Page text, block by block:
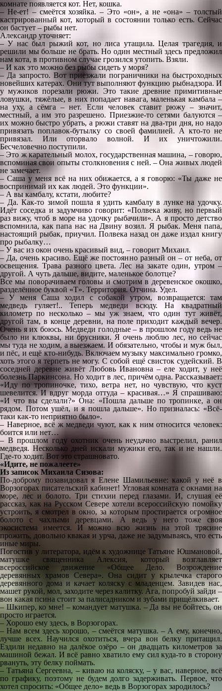
комнате появляется кот. Нет, кошка.
– Не-ет! – смеётся хозяйка. – Это «он», а не «она» – толстый
кастрированный кот, который в состоянии только есть. Сейчас
он бастует – рыбы нет.
Александр уточняет:
– У нас был рыжий кот, но лиса утащила. Целая трагедия, и
решили мы больше не брать. Но один местный здесь предложил
нам кота, в противном случае грозился утопить. Взяли.
– И как это можно без рыбы сидеть у моря?
– Да запросто. Вот приезжали пограничники на быстроходных
новейших катерах. Они тут выполняют функцию рыбнадзора. И
у мужиков порезали рюжи. Это такие древние примитивные
ловушки, тяжёлые, в них попадает навага, маленькая камбала –
на уху, а сёмга – нет. Если человек ставит рюжу – значит,
местный, а им это разрешено. Приезжие-то сетями балуются –
их можно быстро убрать, а рюжи ставят на два-три дня, но надо
привязать поплавок-бутылку со своей фамилией. А кто-то не
привязал. Или оторвало волной. И их уничтожили.
Бесчеловечно поступили.
– Это ж карательный молох, государственная машина, – говорю,
вспоминая свои опыты столкновения с ней. – Она живых людей
не замечает.
– Саша у меня всё на них обижается, а я говорю: «Ты даже не
воспринимай их как людей. Это функции».
– А вы камбалу, кстати, любите?
– Да. Как-то зимой пошла я удить камбалу в лунке на удочку.
Идёт соседка и задумчиво говорит: «Полвека живу, но первый
раз вижу, чтоб в море на удочку рыбачили». А я просто детство
вспомнила, как папа нас на Двину возил. Я рыбак. Меня папа,
настоящий рыбак, приучил. Полвека назад он даже издал книгу
про рыбалку…
– У вас из окон очень красивый вид, – говорит Михаил.
– Да, очень красиво. Ещё же постоянно разный он – от неба, от
освещения. Трава разного цвета. Лес на закате один, утром –
другой. А чуть дальше, видите, маленькое болотце?
Все мы поворачиваем головы и смотрим в деревенское окошко,
разделённое буквой «Т». Территория. Отчина. Удел.
– У меня Саша ходил с собакой утром, возвращается: там
медведь гуляет!.. Теперь медведи всюду. На квадратный
километр по несколько – мы уж знаем, что один тут живёт,
другой там, в конце деревни, на поле приходит каждый вечер.
Очень я их боюсь. Медведи голодные – в прошлом году ведь не
было ни клюквы, ни брусники. Я очень люблю лес, но сейчас
мы туда не ходим, а выезжаем. И обязательно, чтобы и муж был,
и пёс, и ещё кто-нибудь. Включаем музыку максимально громко,
хоть этого я терпеть не могу. С собой ещё свисток судейский. В
соседней деревне живёт Любовь Ивановна – еле ходит, у неё
болезнь Паркинсона. Но ходит в лес, причём одна. Рассказывает:
«Иду по тропиночке, тихо, ветра нет, но чувствую, что куст
шевелится. И вдруг морда оттуда – красивая…» Я спрашиваю:
«И что вы сделали?» Она: «Пошла дальше по тропинке, а он
рядом. Потом ушёл, и я пошла дальше». Но призналась: «Всё-
таки как-то неприятно было».
– Наверное, всё ж медведи чуют, как к ним относится человек:
боится или нет…
– В прошлом году охотник очень неудачно выстрелил, ранил
медведя. Несколько дней искали мужики его, так и не нашли.
Где-то ходит. Вот это страшновато.
«Идите, не пожалеете»
Из записок Михаила Сизова:
По-доброму позавидовал я Елене Шамильевне: какой у неё в
Ворзогорах писательский кабинет! Угловая комната с окнами на
море, лес и болото. Три стихии перед глазами. И, слушая её
рассказ, как на Русском Севере хотели всероссийскую помойку
устроить, я смотрел в окно, за которым простирается огромное
болото с чахлыми деревцами. А ведь у него тоже своя
экосистема имеется. И можно всю жизнь на этой трясине
прожить, довольно квакая и урча, даже не задумываясь, что есть
иные миры.
Погостив у литератора, идём к художнице Татьяне Юшмановой,
матушке священника Алексия, который возглавляет
всероссийское движение «Общее Дело. Возрождение
деревянных храмов Севера». Она сидит у крылечка старого
деревянного дома и качает коляску с младенцем. Завидев нас,
машет рукой, мол, заходите через калитку. Ага, попробуй зайди –
вон какая псина стоит за палисадником и зубами прищёлкивает.
– Шкипер, ко мне! – командует матушка. – Да вы не бойтесь, он
просто играется.
– Хорошо ему здесь, в Ворзогорах.
– Нам всем здесь хорошо, – смеётся матушка. – А ему, конечно,
лучше всех. Научился охотиться, вчера вон белку притащил.
Ездили недавно на далёкое озёро – он двадцать километров за
машиной бежал. И всё равно хватило ему сил куда-то в сторону
рвануть, эту белку поймать.
– Татьяна Сергеевна, – киваю на коляску, – у вас, наверное, всё
по графику, поэтому не будем долго задерживать. Первое, что
хотел спросить: «Общее дело» ведь в Ворзогорах зародилось?